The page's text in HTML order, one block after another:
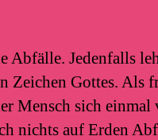
Abfälle. Jedenfalls
Zeichen Gottes. Als
Mensch sich einmal
nichts auf Erden